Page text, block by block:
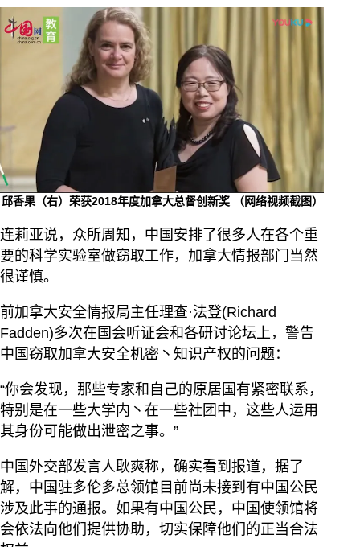
邱香果（右）荣获2018年度加拿大总督创新奖 （网络视频截图）
连莉亚说，众所周知，中国安排了很多人在各个重
要的科学实验室做窃取工作，加拿大情报部门当然
很谨慎。
前加拿大安全情报局主任理查·法登(Richard
Fadden)多次在国会听证会和各研讨论坛上，警告
中国窃取加拿大安全机密丶知识产权的问题：
“你会发现，那些专家和自己的原居国有紧密联系，
特别是在一些大学内丶在一些社团中，这些人运用
其身份可能做出泄密之事。”
中国外交部发言人耿爽称，确实看到报道，据了
解，中国驻多伦多总领馆目前尚未接到有中国公民
涉及此事的通报。如果有中国公民，中国使领馆将
会依法向他们提供协助，切实保障他们的正当合法